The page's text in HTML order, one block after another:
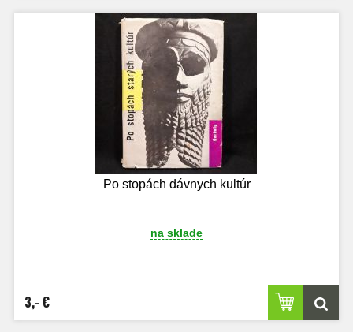
Po stopách dávnych kultúr
na sklade
3,- €